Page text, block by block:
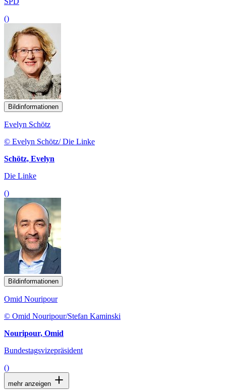
()
Bildinformationen
Evelyn Schötz
© Evelyn Schötz/ Die Linke
Schötz, Evelyn
Die Linke
()
Bildinformationen
Omid Nouripour
© Omid Nouripour/Stefan Kaminski
Nouripour, Omid
Bundestagsvizepräsident
()
mehr anzeigen